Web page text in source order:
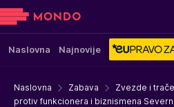
Naslovna Najnovije
Naslovna Zabava Zvezde i
protiv funkcionera i biznismena